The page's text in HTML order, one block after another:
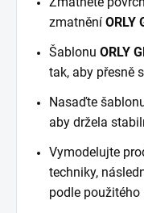
zmatnění ORLY
Šablonu ORLY
tak, aby přesně
Nasaďte
aby držela
Vymodelujte
techniky,
podle použitého